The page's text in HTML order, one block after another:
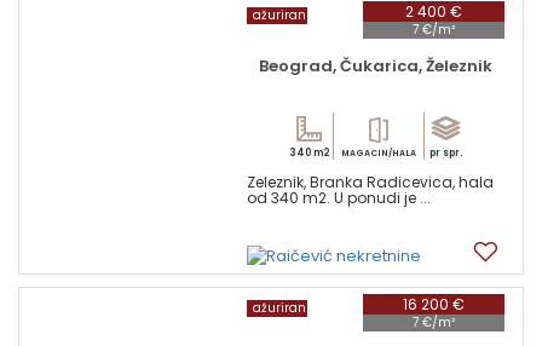
2 400 €
7 €/m²
ažuriran
Beograd, Čukarica, Železnik
340 m2 MAGACIN/HALA pr spr.
Zeleznik, Branka Radicevica, hala
od 340 m2. U ponudi je ...
16 200 €
7 €/m²
ažuriran